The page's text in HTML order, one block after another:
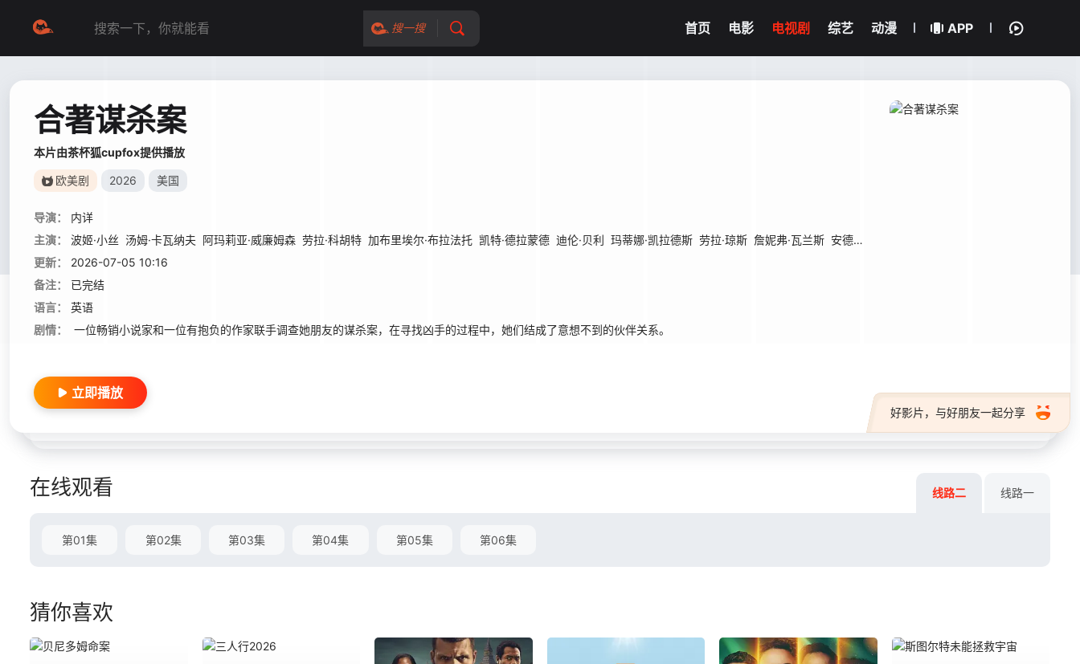
搜一搜 首页 电影 电视剧 综艺 动漫 APP
合著谋杀案
本片由茶杯狐cupfox提供播放
欧美剧 2026 美国
导演：
内详
主演：
波姬·小丝 汤姆·卡瓦纳夫 阿玛莉亚·威廉姆森 劳拉·科胡特 加布里埃尔·布拉法托 凯特·德拉蒙德 迪伦·贝利 玛蒂娜·凯拉德斯 劳拉·琼斯 詹妮弗·瓦兰斯 安德里亚·德沃
更新：
2026-07-05 10:16
备注：
已完结
语言：
英语
剧情：
一位畅销小说家和一位有抱负的作家联手调查她朋友的谋杀案，在寻找凶手的过程中，她们结成了意想不到的伙伴关系。
好影片，与好朋友一起分享
立即播放
在线观看 线路二 线路一
第01集 第02集 第03集 第04集 第05集 第06集
猜你喜欢